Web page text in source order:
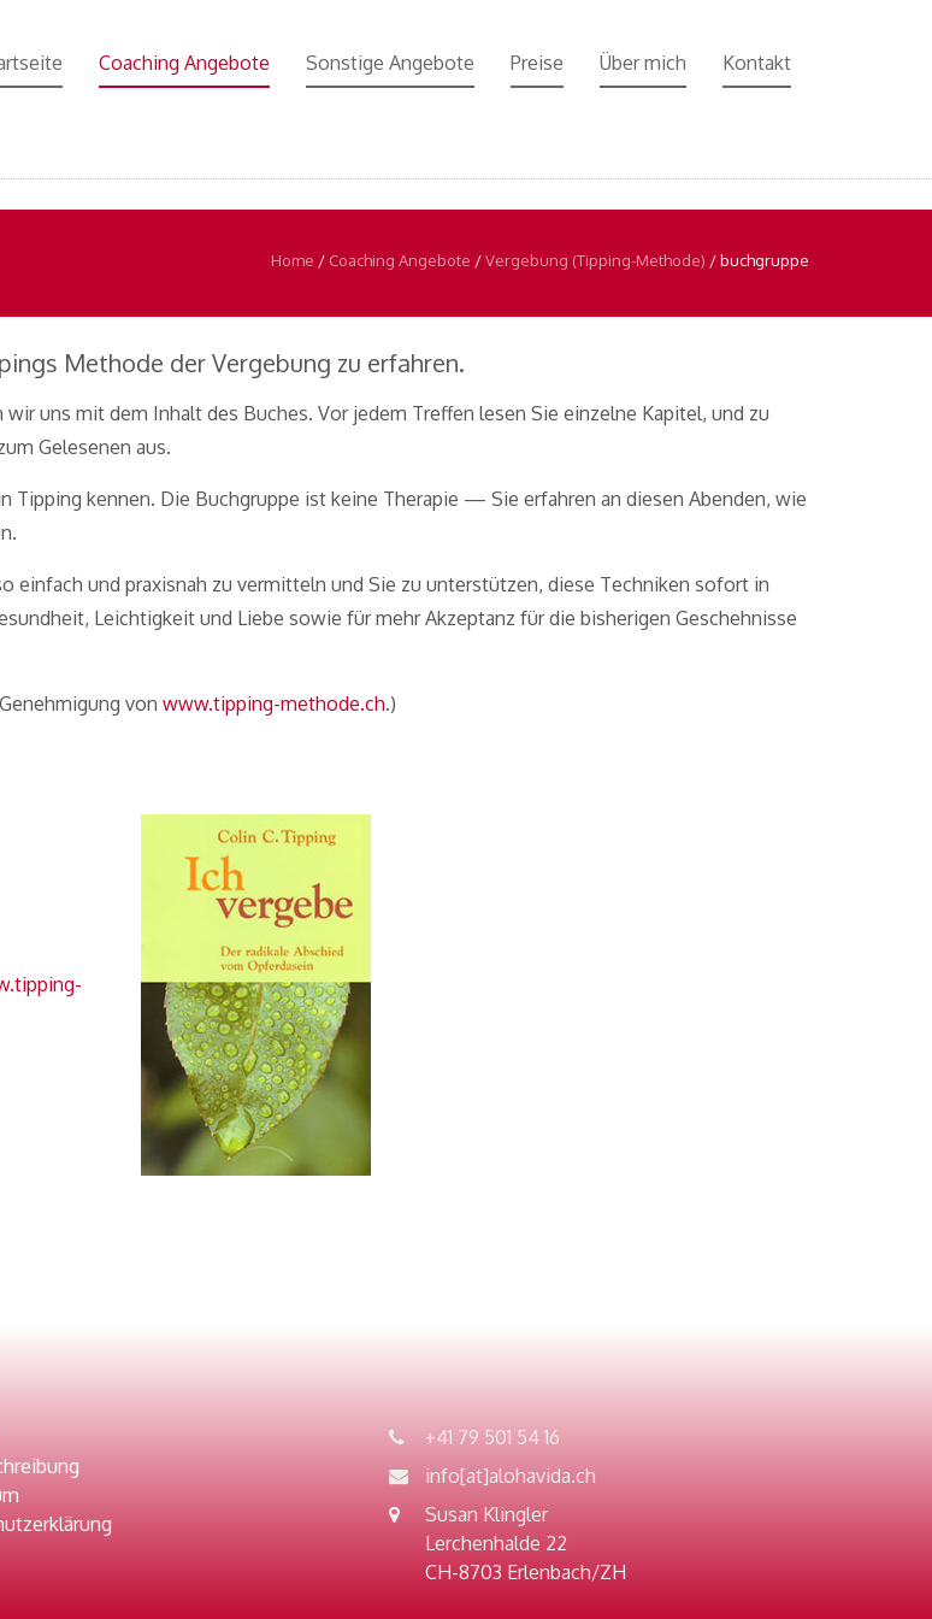
Coaching Angebote Sonstige Angebote Preise Über mich Kontakt
Home / Coaching Angebote /Vergebung (Tipping-Methode) /buchgruppe
Methode der Vergebung zu erfahren.
uns mit dem Inhalt des Buches. Vor jedem Treffen lesen Sie einzelne Kapitel, und zu
Gelesenen aus.
Tipping kennen. Die Buchgruppe ist keine Therapie — Sie erfahren an diesen Abenden, wie
einfach und praxisnah zu vermitteln und Sie zu unterstützen, diese Techniken sofort in
Leichtigkeit und Liebe sowie für mehr Akzeptanz für die bisherigen Geschehnisse
von www.tipping-methode.ch.)
+41 79 501 54 16
info[at]alohavida.ch
Susan Klingler
Lerchenhalde 22
CH-8703 Erlenbach/ZH